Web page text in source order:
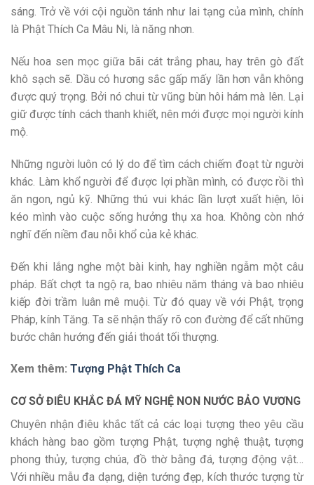
sáng. Trở về với cội nguồn tánh như lai tạng của mình, chính
là Phật Thích Ca Mâu Ni, là năng nhơn.
Nếu hoa sen mọc giữa bãi cát trắng phau, hay trên gò đất
khô sạch sẽ. Dầu có hương sắc gấp mấy lần hơn vẫn không
được quý trọng. Bởi nó chui từ vũng bùn hôi hám mà lên. Lại
giữ được tính cách thanh khiết, nên mới được mọi người kính
mộ.
Những người luôn có lý do để tìm cách chiếm đoạt từ người
khác. Làm khổ người để được lợi phần mình, có được rồi thì
ăn ngon, ngủ kỹ. Những thú vui khác lần lượt xuất hiện, lôi
kéo mình vào cuộc sống hưởng thụ xa hoa. Không còn nhớ
nghĩ đến niềm đau nỗi khổ của kẻ khác.
Đến khi lắng nghe một bài kinh, hay nghiền ngẫm một câu
pháp. Bất chợt ta ngộ ra, bao nhiêu năm tháng và bao nhiêu
kiếp đời trầm luân mê muội. Từ đó quay về với Phật, trọng
Pháp, kính Tăng. Ta sẽ nhận thấy rõ con đường để cất những
bước chân hướng đến giải thoát tối thượng.
Xem thêm: Tượng Phật Thích Ca
CƠ SỞ ĐIÊU KHẮC ĐÁ MỸ NGHỆ NON NƯỚC BẢO VƯƠNG
Chuyên nhận điêu khắc tất cả các loại tượng theo yêu cầu
khách hàng bao gồm tượng Phật, tượng nghệ thuật, tượng
phong thủy, tượng chúa, đồ thờ bằng đá, tượng động vật…
Với nhiều mẫu đa dạng, diện tướng đẹp, kích thước tượng từ